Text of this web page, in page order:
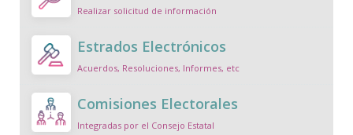
Realizar solicitud de información
Estrados Electrónicos
Acuerdos, Resoluciones, Informes, etc
Comisiones Electorales
Integradas por el Consejo Estatal